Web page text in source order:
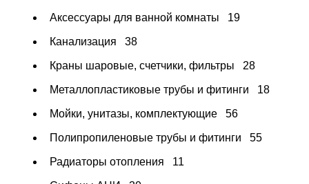
Аксессуары для ванной комнаты 19
Канализация 38
Краны шаровые, счетчики, фильтры 28
Металлопластиковые трубы и фитинги 18
Мойки, унитазы, комплектующие 56
Полипропиленовые трубы и фитинги 55
Радиаторы отопления 11